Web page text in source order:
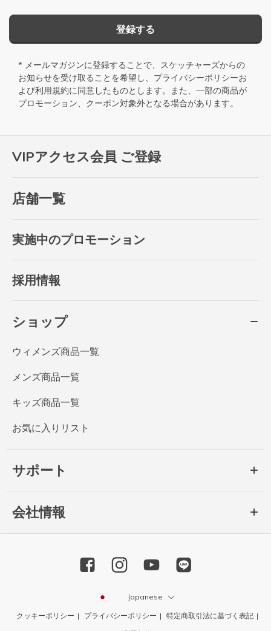
VIPアクセス会員 ご登録
店舗一覧
実施中のプロモーション
採用情報
ショップ
ウィメンズ商品一覧
メンズ商品一覧
キッズ商品一覧
お気に入りリスト
サポート
会社情報
登録する
* メールマガジンに登録することで、スケッチャーズからの
お知らせを受け取ることを希望し、 プライバシーポリシーお
よび利用規約に同意したものとします。また、一部の商品が
プロモーション、クーポン対象外となる場合があります。
Japanese
クッキーポリシー プライバシーポリシー
特定商取引法に基づく表記